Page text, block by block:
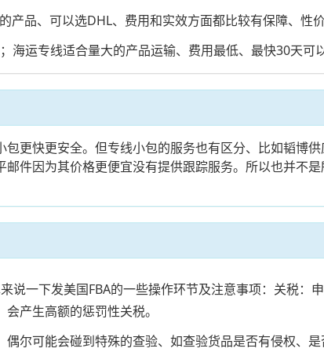
品、可以选DHL、费用和实效方面都比较有保障、性价
运专线适合量大的产品运输、费用最低、最快30天可以
更快更安全。但专线小包的服务也有区分、比如韬博
件因为其价格更便宜没有提供跟踪服务。所以也并不
一下发美国FBA的一些操作环节及注意事项：关税：
产生高额的惩罚性关税。
尔可能会碰到特殊的查验、如查验货品是否有侵权、